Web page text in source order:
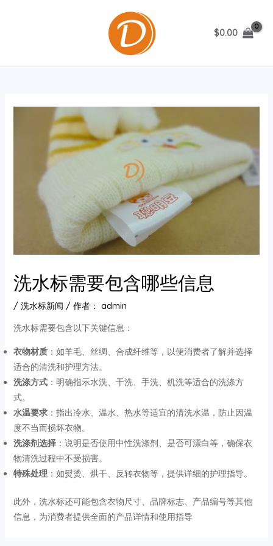
$0.00
洗水标需要包含哪些信息
/ 洗水标新闻 / 作者： admin
洗水标需要包含以下关键信息：
衣物材质‌：如羊毛、丝绸、合成纤维等，以便消费者了解并选择
适合的清洗和护理方法。
洗涤方式‌：明确指示水洗、干洗、手洗、机洗等适合的洗涤方
式。
水温要求‌：指出冷水、温水、热水等适宜的清洗水温，防止因温
度不当而损坏衣物。
洗涤剂选择‌：说明是否使用中性洗涤剂、是否可漂白等，确保衣
物清洗过程中不受损害。
特殊处理‌：如熨烫、烘干、反转衣物等，提供详细的护理指导。
此外，洗水标还可能包含衣物尺寸、品牌标志、产品编号等其他
信息，为消费者提供全面的产品详情和使用指导‌